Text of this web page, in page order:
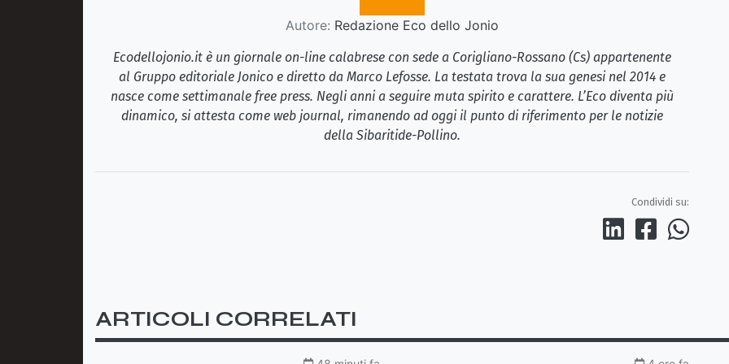
Autore: Redazione Eco dello Jonio
Ecodellojonio.it è un giornale on-line calabrese con sede a Corigliano-Rossano (Cs) appartenente
al Gruppo editoriale Jonico e diretto da Marco Lefosse. La testata trova la sua genesi nel 2014 e
nasce come settimanale free press. Negli anni a seguire muta spirito e carattere. L’Eco diventa più
dinamico, si attesta come web journal, rimanendo ad oggi il punto di riferimento per le notizie
della Sibaritide-Pollino.
Condividi su:
ARTICOLI CORRELATI